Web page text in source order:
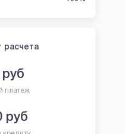
расчета
платеж
руб